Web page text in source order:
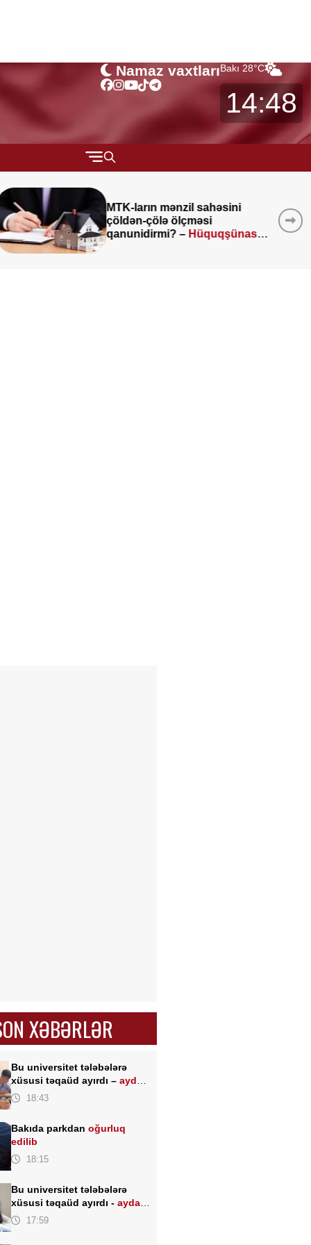
Namaz vaxtlarıBakı 28°C
14:48
MÜSAHİBƏ
MARAQLI
Kartdan-karta köçürmələrlə
bağlıvacib açıqlama
XƏBƏRLƏR
Bu universitet tələbələrə
xüsusi təqaüd ayırdı – ayda
200 AZN
18:43
Bakıda parkdan oğurluq
edilib
18:15
Bu universitet tələbələrə
xüsusi təqaüd ayırdı - ayda
200 AZN
17:59